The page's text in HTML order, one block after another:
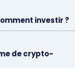
investir ?
de crypto-